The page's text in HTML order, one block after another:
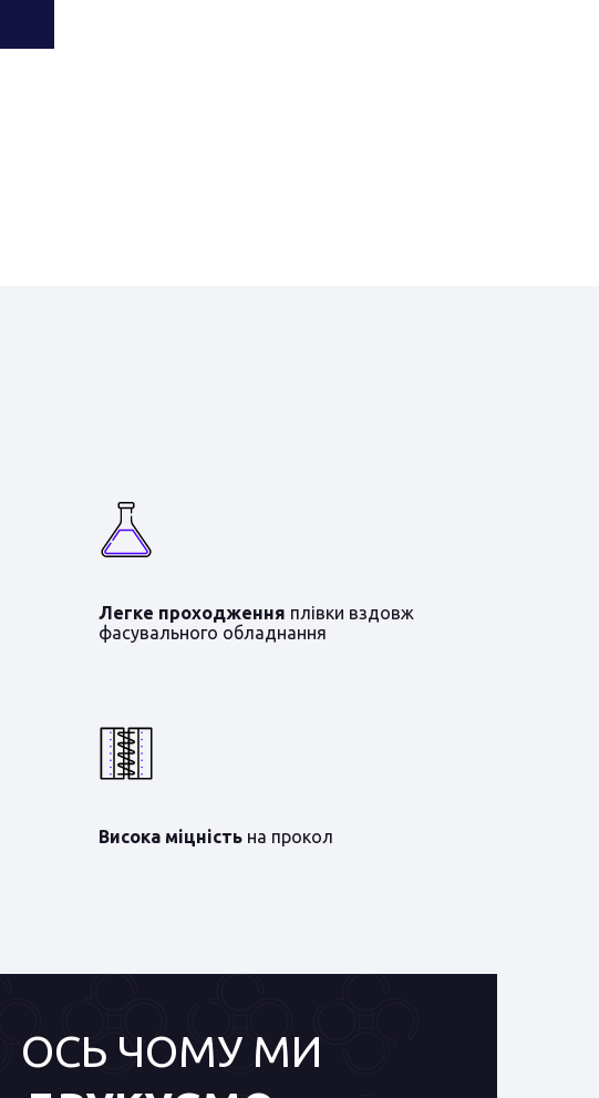
Легке проходження плівки вздовж
фасувального обладнання
Висока міцність на прокол
ОСЬ ЧОМУ МИ